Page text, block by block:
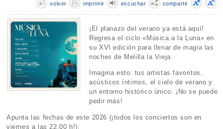
compartir
escuchar
imprimir
volver
¡El planazo del verano ya está aquí!
Regresa el ciclo «Música a la Luna» en
su XVI edición para llenar de magia las
noches de Melilla la Vieja.
Imagina esto: tus artistas favoritos,
acústicos íntimos, el cielo de verano y
un entorno histórico único. ¡No se puede
pedir más!
Apunta las fechas de este 2026 (¡todos los conciertos son en
viernes a las 22:00 h!):